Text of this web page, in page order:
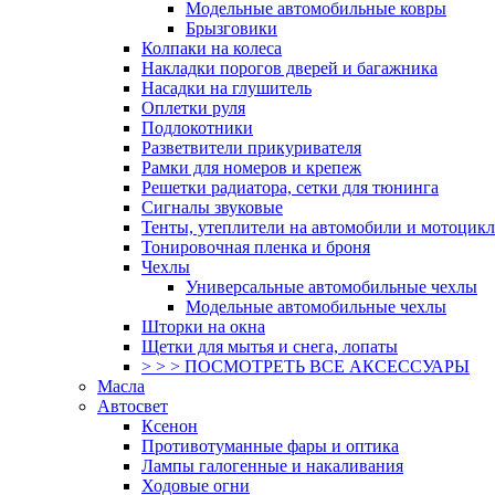
Модельные автомобильные ковры
Брызговики
Колпаки на колеса
Накладки порогов дверей и багажника
Насадки на глушитель
Оплетки руля
Подлокотники
Разветвители прикуривателя
Рамки для номеров и крепеж
Решетки радиатора, сетки для тюнинга
Сигналы звуковые
Тенты, утеплители на автомобили и
Тонировочная пленка и броня
Чехлы
Универсальные автомобильные чехлы
Модельные автомобильные чехлы
Шторки на окна
Щетки для мытья и снега, лопаты
> > > ПОСМОТРЕТЬ ВСЕ АКСЕССУАРЫ
Масла
Автосвет
Ксенон
Противотуманные фары и оптика
Лампы галогенные и накаливания
Ходовые огни